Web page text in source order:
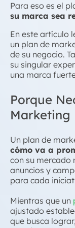
Para eso es el
su marca sea
En este artículo
un plan de
de su negocio.
su singular
una marca
Porque
Marketing
Un plan de
cómo va a
con su mercado
anuncios y
para cada
Mientras que un
ajustado
que busca